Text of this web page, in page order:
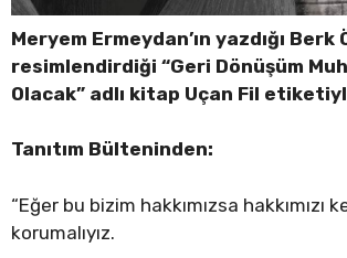
Meryem Ermeydan’ın yazdığı Berk
resimlendirdiği “Geri Dönüşüm
Olacak” adlı kitap Uçan Fil
Tanıtım Bülteninden:
“Eğer bu bizim hakkımızsa hakkımızı
korumalıyız.